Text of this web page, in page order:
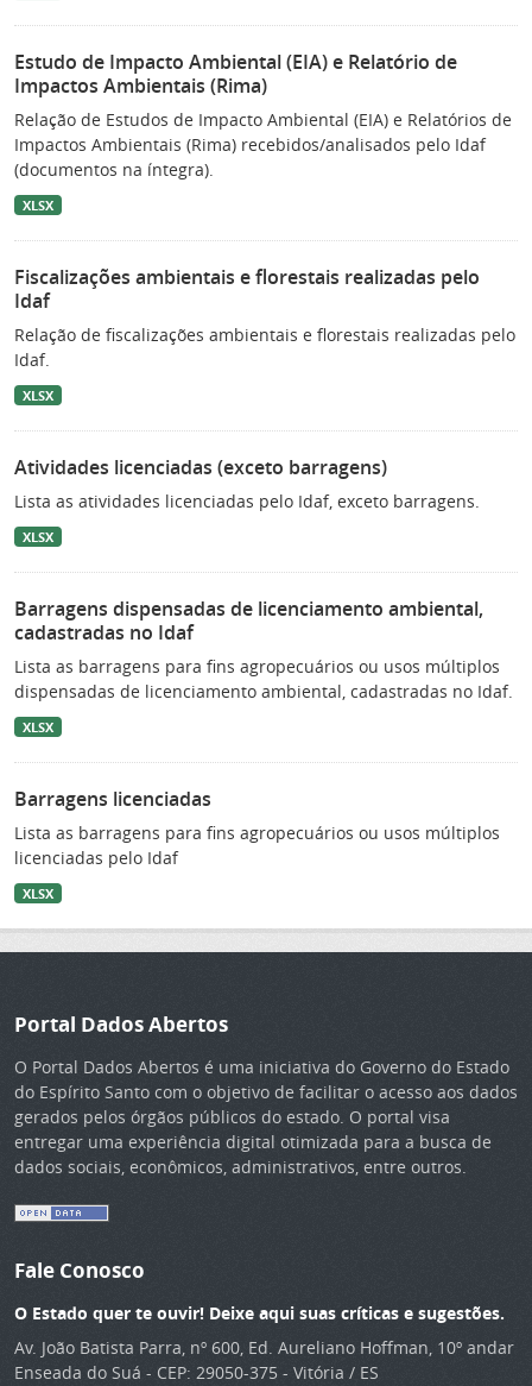
Estudo de Impacto Ambiental (EIA) e Relatório de
Impactos Ambientais (Rima)
Relação de Estudos de Impacto Ambiental (EIA) e Relatórios de
Impactos Ambientais (Rima) recebidos/analisados pelo Idaf
(documentos na íntegra).
XLSX
Fiscalizações ambientais e florestais realizadas pelo
Idaf
Relação de fiscalizações ambientais e florestais realizadas pelo
Idaf.
XLSX
Atividades licenciadas (exceto barragens)
Lista as atividades licenciadas pelo Idaf, exceto barragens.
XLSX
Barragens dispensadas de licenciamento ambiental,
cadastradas no Idaf
Lista as barragens para fins agropecuários ou usos múltiplos
dispensadas de licenciamento ambiental, cadastradas no Idaf.
XLSX
Barragens licenciadas
Lista as barragens para fins agropecuários ou usos múltiplos
licenciadas pelo Idaf
XLSX
Portal Dados Abertos
O Portal Dados Abertos é uma iniciativa do Governo do Estado
do Espírito Santo com o objetivo de facilitar o acesso aos dados
gerados pelos órgãos públicos do estado. O portal visa
entregar uma experiência digital otimizada para a busca de
dados sociais, econômicos, administrativos, entre outros.
Fale Conosco
O Estado quer te ouvir! Deixe aqui suas críticas e sugestões.
Av. João Batista Parra, nº 600, Ed. Aureliano Hoffman, 10º andar
Enseada do Suá - CEP: 29050-375 - Vitória / ES